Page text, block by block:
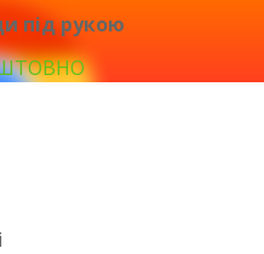
під рукою